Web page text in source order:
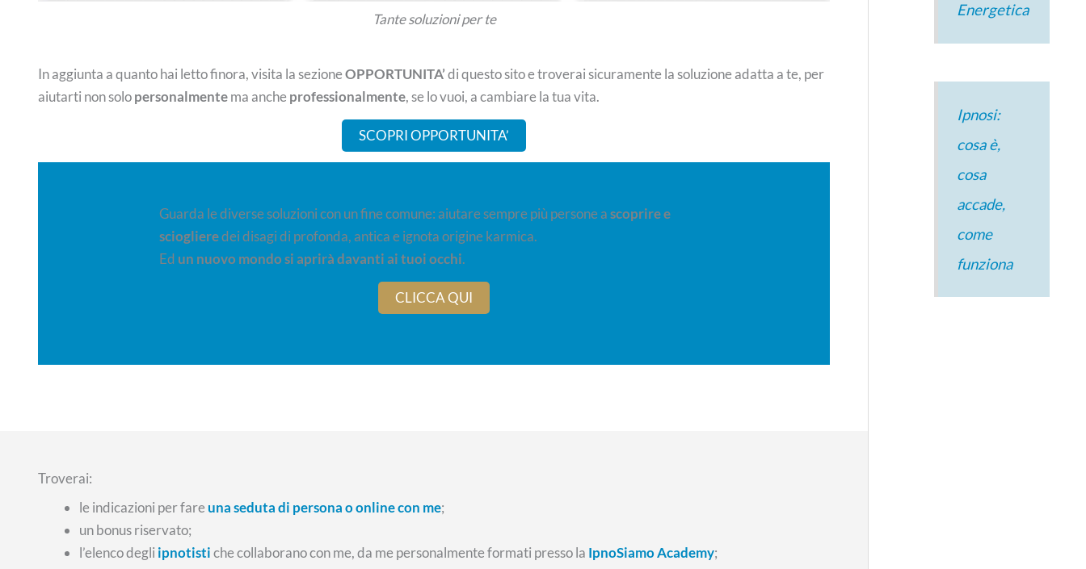
Tante soluzioni per te
In aggiunta a quanto hai letto finora, visita la sezioneOPPORTUNITA’di questo sito e troverai sicuramente la soluzione adatta a te, per
aiutarti non solopersonalmentema ancheprofessionalmente, se lo vuoi, a cambiare la tua vita.
SCOPRI OPPORTUNITA’
Guarda le diverse soluzioni con un fine comune: aiutare sempre più persone ascoprire e
scioglieredei disagi di profonda, antica e ignota origine karmica.
Ed un nuovo mondo si aprirà davanti ai tuoi occhi.
CLICCA QUI
Troverai:
le indicazioni per fare una seduta di persona o online con me;
un bonus riservato;
l’elenco degli ipnotistiche collaborano con me, da me personalmente formati presso la IpnoSiamo Academy;
Energetica
Ipnosi:
cosa è,
cosa
accade,
come
funziona